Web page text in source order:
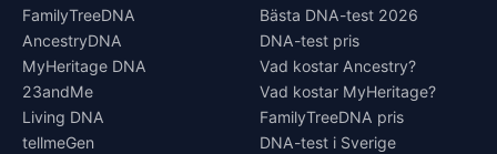
FamilyTreeDNA
AncestryDNA
MyHeritage DNA
23andMe
Living DNA
tellmeGen
Bästa DNA-test 2026
DNA-test pris
Vad kostar Ancestry?
Vad kostar MyHeritage?
FamilyTreeDNA pris
DNA-test i Sverige